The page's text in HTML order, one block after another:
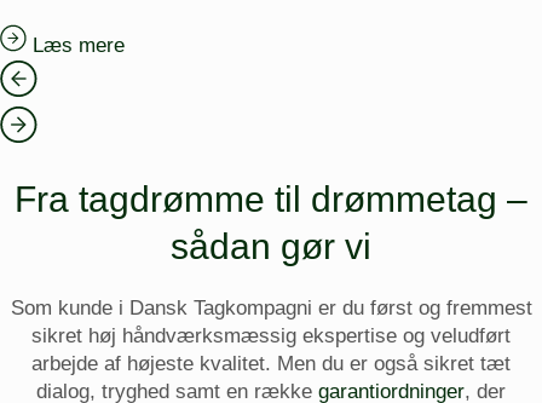
Læs mere
Fra tagdrømme til drømmetag –
sådan gør vi
Som kunde i Dansk Tagkompagni er du først og fremmest
sikret høj håndværksmæssig ekspertise og veludført
arbejde af højeste kvalitet. Men du er også sikret tæt
dialog, tryghed samt en række garantiordninger, der